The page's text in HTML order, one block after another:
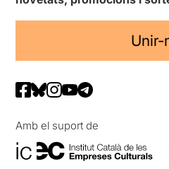
Unir-
Amb el suport de